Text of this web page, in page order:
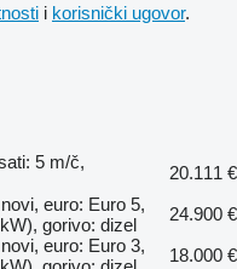
i korisnički ugovor.
5 m/č,
20.111 €
euro: Euro 5,
gorivo: dizel
24.900 €
euro: Euro 3,
18.000 €